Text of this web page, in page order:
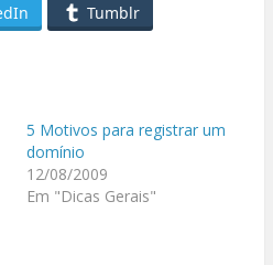
Tumblr
5 Motivos para registrar um
domínio
12/08/2009
Em "Dicas Gerais"